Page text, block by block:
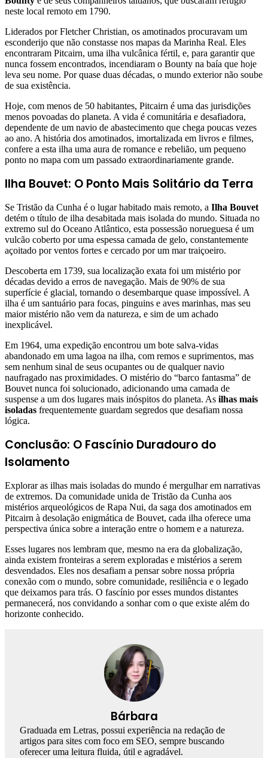
neste local remoto em 1790.
Liderados por Fletcher Christian, os amotinados procuravam um
esconderijo que não constasse nos mapas da Marinha Real. Eles
encontraram Pitcairn, uma ilha vulcânica fértil, e, para garantir que
nunca fossem encontrados, incendiaram o Bounty na baía que hoje
leva seu nome. Por quase duas décadas, o mundo exterior não soube
de sua existência.
Hoje, com menos de 50 habitantes, Pitcairn é uma das jurisdições
menos povoadas do planeta. A vida é comunitária e desafiadora,
dependente de um navio de abastecimento que chega poucas vezes
ao ano. A história dos amotinados, imortalizada em livros e filmes,
confere a esta ilha uma aura de romance e rebelião, um pequeno
ponto no mapa com um passado extraordinariamente grande.
Ilha Bouvet: O Ponto Mais Solitário da Terra
Se Tristão da Cunha é o lugar habitado mais remoto, a Ilha Bouvet
detém o título de ilha desabitada mais isolada do mundo. Situada no
extremo sul do Oceano Atlântico, esta possessão norueguesa é um
vulcão coberto por uma espessa camada de gelo, constantemente
açoitado por ventos fortes e cercado por um mar traiçoeiro.
Descoberta em 1739, sua localização exata foi um mistério por
décadas devido a erros de navegação. Mais de 90% de sua
superfície é glacial, tornando o desembarque quase impossível. A
ilha é um santuário para focas, pinguins e aves marinhas, mas seu
maior mistério não vem da natureza, e sim de um achado
inexplicável.
Em 1964, uma expedição encontrou um bote salva-vidas
abandonado em uma lagoa na ilha, com remos e suprimentos, mas
sem nenhum sinal de seus ocupantes ou de qualquer navio
naufragado nas proximidades. O mistério do “barco fantasma” de
Bouvet nunca foi solucionado, adicionando uma camada de
suspense a um dos lugares mais inóspitos do planeta. As ilhas mais
isoladas frequentemente guardam segredos que desafiam nossa
lógica.
Conclusão: O Fascínio Duradouro do
Isolamento
Explorar as ilhas mais isoladas do mundo é mergulhar em narrativas
de extremos. Da comunidade unida de Tristão da Cunha aos
mistérios arqueológicos de Rapa Nui, da saga dos amotinados em
Pitcairn à desolação enigmática de Bouvet, cada ilha oferece uma
perspectiva única sobre a interação entre o homem e a natureza.
Esses lugares nos lembram que, mesmo na era da globalização,
ainda existem fronteiras a serem exploradas e mistérios a serem
desvendados. Eles nos desafiam a pensar sobre nossa própria
conexão com o mundo, sobre comunidade, resiliência e o legado
que deixamos para trás. O fascínio por esses mundos distantes
permanecerá, nos convidando a sonhar com o que existe além do
horizonte conhecido.
Bárbara
Graduada em Letras, possui experiência na redação de
artigos para sites com foco em SEO, sempre buscando
oferecer uma leitura fluida, útil e agradável.